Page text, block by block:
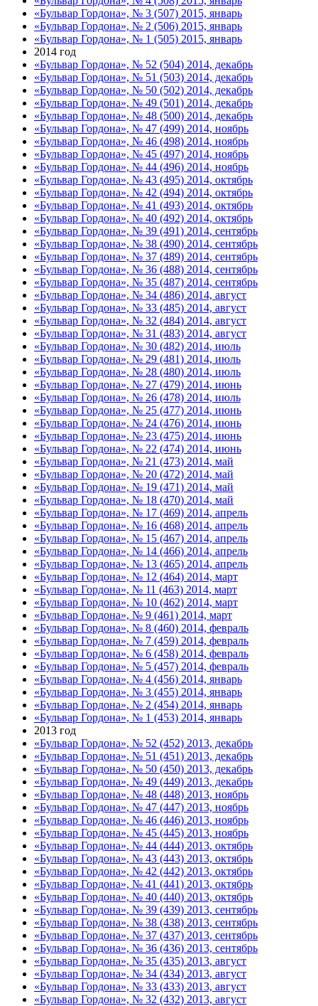
«Бульвар Гордона», № 3 (507) 2015, январь
«Бульвар Гордона», № 2 (506) 2015, январь
«Бульвар Гордона», № 1 (505) 2015, январь
2014 год
«Бульвар Гордона», № 52 (504) 2014, декабрь
«Бульвар Гордона», № 51 (503) 2014, декабрь
«Бульвар Гордона», № 50 (502) 2014, декабрь
«Бульвар Гордона», № 49 (501) 2014, декабрь
«Бульвар Гордона», № 48 (500) 2014, декабрь
«Бульвар Гордона», № 47 (499) 2014, ноябрь
«Бульвар Гордона», № 46 (498) 2014, ноябрь
«Бульвар Гордона», № 45 (497) 2014, ноябрь
«Бульвар Гордона», № 44 (496) 2014, ноябрь
«Бульвар Гордона», № 43 (495) 2014, октябрь
«Бульвар Гордона», № 42 (494) 2014, октябрь
«Бульвар Гордона», № 41 (493) 2014, октябрь
«Бульвар Гордона», № 40 (492) 2014, октябрь
«Бульвар Гордона», № 39 (491) 2014, сентябрь
«Бульвар Гордона», № 38 (490) 2014, сентябрь
«Бульвар Гордона», № 37 (489) 2014, сентябрь
«Бульвар Гордона», № 36 (488) 2014, сентябрь
«Бульвар Гордона», № 35 (487) 2014, сентябрь
«Бульвар Гордона», № 34 (486) 2014, август
«Бульвар Гордона», № 33 (485) 2014, август
«Бульвар Гордона», № 32 (484) 2014, август
«Бульвар Гордона», № 31 (483) 2014, август
«Бульвар Гордона», № 30 (482) 2014, июль
«Бульвар Гордона», № 29 (481) 2014, июль
«Бульвар Гордона», № 28 (480) 2014, июль
«Бульвар Гордона», № 27 (479) 2014, июнь
«Бульвар Гордона», № 26 (478) 2014, июль
«Бульвар Гордона», № 25 (477) 2014, июнь
«Бульвар Гордона», № 24 (476) 2014, июнь
«Бульвар Гордона», № 23 (475) 2014, июнь
«Бульвар Гордона», № 22 (474) 2014, июнь
«Бульвар Гордона», № 21 (473) 2014, май
«Бульвар Гордона», № 20 (472) 2014, май
«Бульвар Гордона», № 19 (471) 2014, май
«Бульвар Гордона», № 18 (470) 2014, май
«Бульвар Гордона», № 17 (469) 2014, апрель
«Бульвар Гордона», № 16 (468) 2014, апрель
«Бульвар Гордона», № 15 (467) 2014, апрель
«Бульвар Гордона», № 14 (466) 2014, апрель
«Бульвар Гордона», № 13 (465) 2014, апрель
«Бульвар Гордона», № 12 (464) 2014, март
«Бульвар Гордона», № 11 (463) 2014, март
«Бульвар Гордона», № 10 (462) 2014, март
«Бульвар Гордона», № 9 (461) 2014, март
«Бульвар Гордона», № 8 (460) 2014, февраль
«Бульвар Гордона», № 7 (459) 2014, февраль
«Бульвар Гордона», № 6 (458) 2014, февраль
«Бульвар Гордона», № 5 (457) 2014, февраль
«Бульвар Гордона», № 4 (456) 2014, январь
«Бульвар Гордона», № 3 (455) 2014, январь
«Бульвар Гордона», № 2 (454) 2014, январь
«Бульвар Гордона», № 1 (453) 2014, январь
2013 год
«Бульвар Гордона», № 52 (452) 2013, декабрь
«Бульвар Гордона», № 51 (451) 2013, декабрь
«Бульвар Гордона», № 50 (450) 2013, декабрь
«Бульвар Гордона», № 49 (449) 2013, декабрь
«Бульвар Гордона», № 48 (448) 2013, ноябрь
«Бульвар Гордона», № 47 (447) 2013, ноябрь
«Бульвар Гордона», № 46 (446) 2013, ноябрь
«Бульвар Гордона», № 45 (445) 2013, ноябрь
«Бульвар Гордона», № 44 (444) 2013, октябрь
«Бульвар Гордона», № 43 (443) 2013, октябрь
«Бульвар Гордона», № 42 (442) 2013, октябрь
«Бульвар Гордона», № 41 (441) 2013, октябрь
«Бульвар Гордона», № 40 (440) 2013, октябрь
«Бульвар Гордона», № 39 (439) 2013, сентябрь
«Бульвар Гордона», № 38 (438) 2013, сентябрь
«Бульвар Гордона», № 37 (437) 2013, сентябрь
«Бульвар Гордона», № 36 (436) 2013, сентябрь
«Бульвар Гордона», № 35 (435) 2013, август
«Бульвар Гордона», № 34 (434) 2013, август
«Бульвар Гордона», № 33 (433) 2013, август
«Бульвар Гордона», № 32 (432) 2013, август